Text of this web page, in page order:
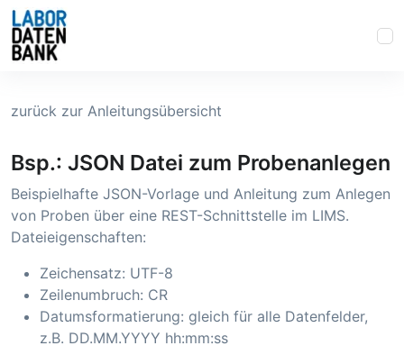
zurück zur Anleitungsübersicht
Bsp.: JSON Datei zum Probenanlegen
Beispielhafte JSON-Vorlage und Anleitung zum Anlegen
von Proben über eine REST-Schnittstelle im LIMS.
Dateieigenschaften:
Zeichensatz: UTF-8
Zeilenumbruch: CR
Datumsformatierung: gleich für alle Datenfelder,
z.B. DD.MM.YYYY hh:mm:ss